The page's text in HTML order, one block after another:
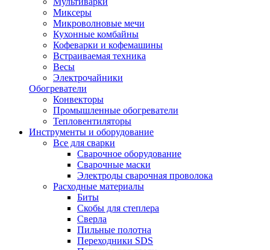
Миксеры
Микроволновые мечи
Кухонные комбайны
Кофеварки и кофемашины
Встраиваемая техника
Весы
Электрочайники
Обогреватели
Конвекторы
Промышленные обогреватели
Тепловентиляторы
Инструменты и оборудование
Все для сварки
Сварочное оборудование
Сварочные маски
Электроды сварочная проволока
Расходные материалы
Биты
Скобы для степлера
Сверла
Пильные полотна
Переходники SDS